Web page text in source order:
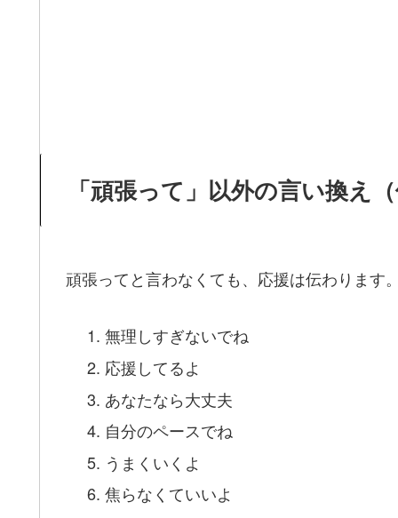
「頑張って」以外の言い換え
頑張ってと言わなくても、応援は伝わります
無理しすぎないでね
応援してるよ
あなたなら大丈夫
自分のペースでね
うまくいくよ
焦らなくていいよ